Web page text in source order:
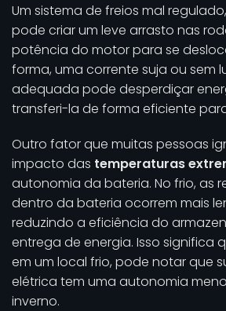
Um sistema de freios mal
pode criar um leve arrasto nas
potência do motor para se
forma, uma corrente suja ou sem
adequada pode desperdiçar
transferi-la de forma eficiente
Outro fator que muitas pessoas
impacto das temperaturas
autonomia da bateria. No frio, as
dentro da bateria ocorrem mais
reduzindo a eficiência do
entrega de energia. Isso significa
em um local frio, pode notar que
elétrica tem uma autonomia
inverno.